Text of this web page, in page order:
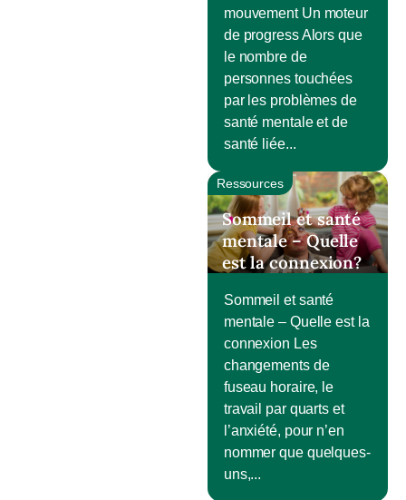
mouvement Un moteur
de progress Alors que
le nombre de
personnes touchées
par les problèmes de
santé mentale et de
santé liée...
Sommeil et santé
mentale – Quelle
est la connexion?
Ressources
Sommeil et santé
mentale – Quelle est la
connexion Les
changements de
fuseau horaire, le
travail par quarts et
l’anxiété, pour n’en
nommer que quelques-
uns,...